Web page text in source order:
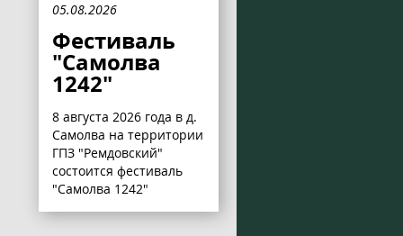
05.08.2026
Фестиваль
"Самолва
1242"
8 августа 2026 года в д.
Самолва на территории
ГПЗ "Ремдовский"
состоится фестиваль
"Самолва 1242"